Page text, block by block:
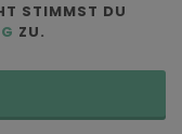
STIMMST DU
ZU.